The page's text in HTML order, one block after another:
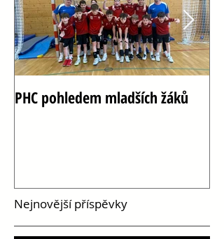
PHC pohledem mladších žáků
Nejnovější příspěvky